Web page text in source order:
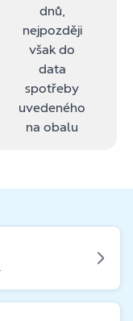
dnů,
nejpozději
však do
data
spotřeby
uvedeného
na obalu